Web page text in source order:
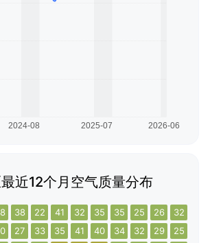
近12个月空气质量分布
38 22 41 32 35 35 25 26 32
27 33 35 41 40 34 32 29 25